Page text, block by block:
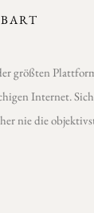
größten
Internet.
nie die